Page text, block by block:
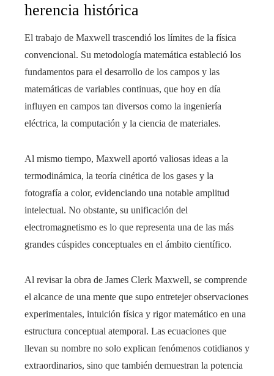
herencia histórica
El trabajo de Maxwell trascendió los límites de la física
convencional. Su metodología matemática estableció los
fundamentos para el desarrollo de los campos y las
matemáticas de variables continuas, que hoy en día
influyen en campos tan diversos como la ingeniería
eléctrica, la computación y la ciencia de materiales.
Al mismo tiempo, Maxwell aportó valiosas ideas a la
termodinámica, la teoría cinética de los gases y la
fotografía a color, evidenciando una notable amplitud
intelectual. No obstante, su unificación del
electromagnetismo es lo que representa una de las más
grandes cúspides conceptuales en el ámbito científico.
Al revisar la obra de James Clerk Maxwell, se comprende
el alcance de una mente que supo entretejer observaciones
experimentales, intuición física y rigor matemático en una
estructura conceptual atemporal. Las ecuaciones que
llevan su nombre no solo explican fenómenos cotidianos y
extraordinarios, sino que también demuestran la potencia